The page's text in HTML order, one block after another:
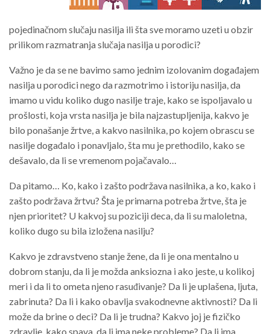
pojedinačnom slučaju nasilja ili šta sve moramo uzeti u obzir
prilikom razmatranja slučaja nasilja u porodici?
Važno je da se ne bavimo samo jednim izolovanim događajem
nasilja u porodici nego da razmotrimo i istoriju nasilja, da
imamo u vidu koliko dugo nasilje traje, kako se ispoljavalo u
prošlosti, koja vrsta nasilja je bila najzastupljenija, kakvo je
bilo ponašanje žrtve, a kakvo nasilnika, po kojem obrascu se
nasilje događalo i ponavljalo, šta mu je prethodilo, kako se
dešavalo, da li se vremenom pojačavalo…
Da pitamo… Ko, kako i zašto podržava nasilnika, a ko, kako i
zašto podržava žrtvu? Šta je primarna potreba žrtve, šta je
njen prioritet? U kakvoj su poziciji deca, da li su maloletna,
koliko dugo su bila izložena nasilju?
Kakvo je zdravstveno stanje žene, da li je ona mentalno u
dobrom stanju, da li je možda anksiozna i ako jeste, u kolikoj
meri i da li to ometa njeno rasuđivanje? Da li je uplašena, ljuta,
zabrinuta? Da li i kako obavlja svakodnevne aktivnosti? Da li
može da brine o deci? Da li je trudna? Kakvo joj je fizičko
zdravlje, kako spava, da li ima neke probleme? Da li ima